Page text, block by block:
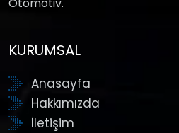
KURUMSAL
Anasayfa
Hakkımızda
İletişim